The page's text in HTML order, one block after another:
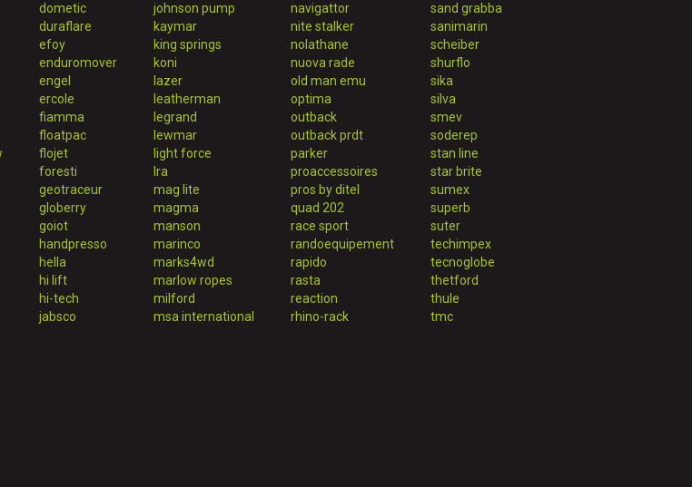
dometic
duraflare
efoy
enduromover
engel
ercole
fiamma
floatpac
flojet
foresti
geotraceur
globerry
goiot
handpresso
hella
hi lift
hi-tech
jabsco
johnson pump
kaymar
king springs
koni
lazer
leatherman
legrand
lewmar
light force
lra
mag lite
magma
manson
marinco
marks4wd
marlow ropes
milford
msa international
navigattor
nite stalker
nolathane
nuova rade
old man emu
optima
outback
outback prdt
parker
proaccessoires
pros by ditel
quad 202
race sport
randoequipement
rapido
rasta
reaction
rhino-rack
sand grabba
sanimarin
scheiber
shurflo
sika
silva
smev
soderep
stan line
star brite
sumex
superb
suter
techimpex
tecnoglobe
thetford
thule
tmc